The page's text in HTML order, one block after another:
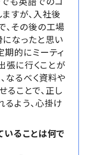
すが、入社後
、その後の工場
なったと思い
期的にミーティ
張に行くことが
なるべく資料や
ことで、正し
よう、心掛け
いることは何で